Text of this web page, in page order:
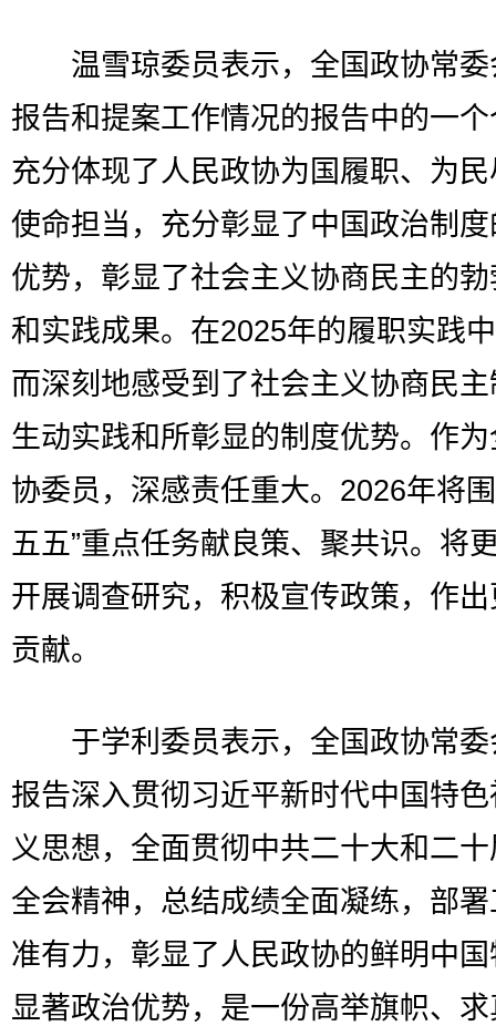
温雪琼委员表示，全国政协常委
报告和提案工作情况的报告中的一
充分体现了人民政协为国履职、为
使命担当，充分彰显了中国政治制
优势，彰显了社会主义协商民主的
和实践成果。在2025年的履职实践
而深刻地感受到了社会主义协商民
生动实践和所彰显的制度优势。作
协委员，深感责任重大。2026年将
五五”重点任务献良策、聚共识。将
开展调查研究，积极宣传政策，作
贡献。
于学利委员表示，全国政协常委
报告深入贯彻习近平新时代中国特
义思想，全面贯彻中共二十大和二
全会精神，总结成绩全面凝练，部
准有力，彰显了人民政协的鲜明中
显著政治优势，是一份高举旗帜、